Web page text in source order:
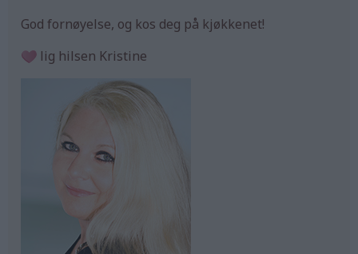
God fornøyelse, og kos deg på kjøkkenet!
lig hilsen Kristine